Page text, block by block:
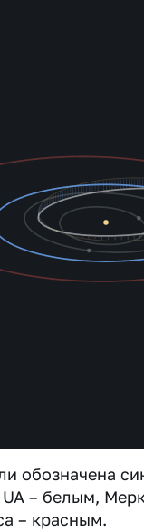
обозначена
– белым,
– красным.